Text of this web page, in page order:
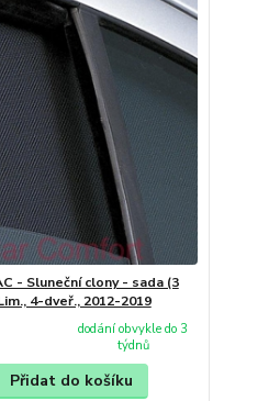
- Sluneční clony - sada (3
4-dveř., 2012-2019
dodání obvykle do 3
týdnů
Přidat do košíku